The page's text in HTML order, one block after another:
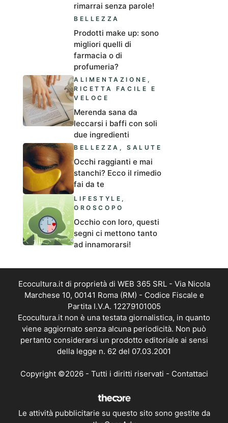
rimarrai senza parole!
BELLEZZA
Prodotti make up: sono
migliori quelli di
farmacia o di
profumeria?
ALIMENTAZIONE ,
RICETTA FACILE E
VELOCE
Merenda sana da
leccarsi i baffi con soli
due ingredienti
BELLEZZA ,SALUTE
Occhi raggianti e mai
stanchi? Ecco il rimedio
fai da te
LIFESTYLE ,
OROSCOPO
Occhio con loro, questi
segni ci mettono tanto
ad innamorarsi!
Ecocultura.it di proprietà di WEB 365 SRL - Via Nicola
Marchese 10, 00141 Roma (RM) - Codice Fiscale e
Partita I.V.A. 12279101005
Ecocultura.it non è una testata giornalistica, in quanto
viene aggiornato senza alcuna periodicità. Non può
pertanto considerarsi un prodotto editoriale ai sensi
della legge n. 62 del 07.03.2001
Copyright ©2026 - Tutti i diritti riservati - Contattaci
Le attività pubblicitarie su questo sito sono gestite da